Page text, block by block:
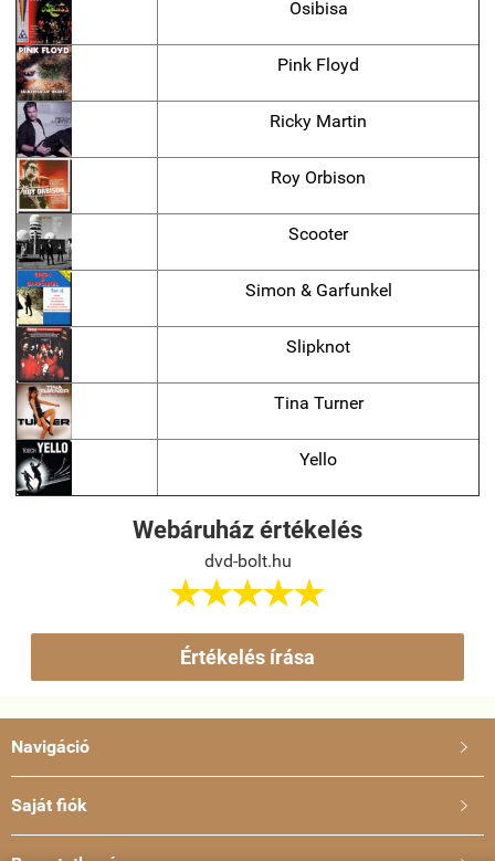
Osibisa
Pink Floyd
Ricky Martin
Roy Orbison
Scooter
Simon & Garfunkel
Slipknot
Tina Turner
Yello
Webáruház értékelés
dvd-bolt.hu

Értékelés írása
Navigáció 
Saját fiók 